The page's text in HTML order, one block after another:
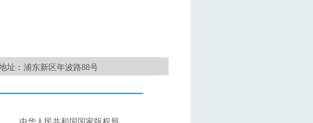
址：浦东新区年波路88号